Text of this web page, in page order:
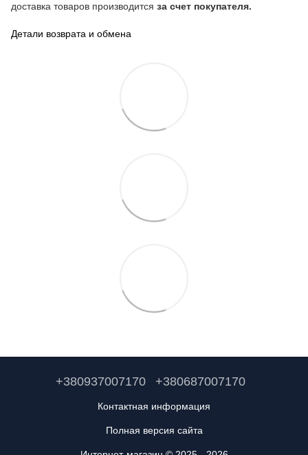
доставка товаров производится за счет покупателя.
Детали возврата и обмена
+380937007170 +380687007170
Контактная информация
Полная версия сайта